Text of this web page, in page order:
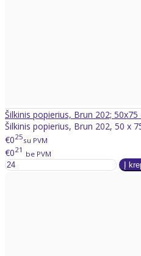
Šilkinis popierius, Brun 202; 50x75
Šilkinis popierius, Brun 202, 50 x
€025su PVM
€021 be PVM